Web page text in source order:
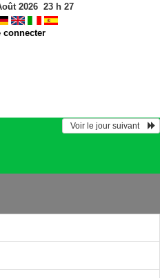
2026 23h 27
connecter
  Voir le jour suivant